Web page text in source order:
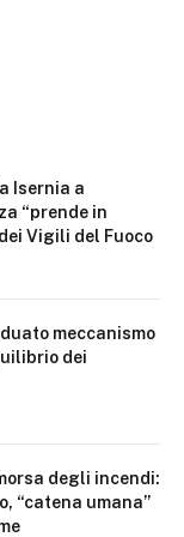
Isernia a
“prende in
Vigili del Fuoco
meccanismo
dei
degli incendi:
“catena umana”